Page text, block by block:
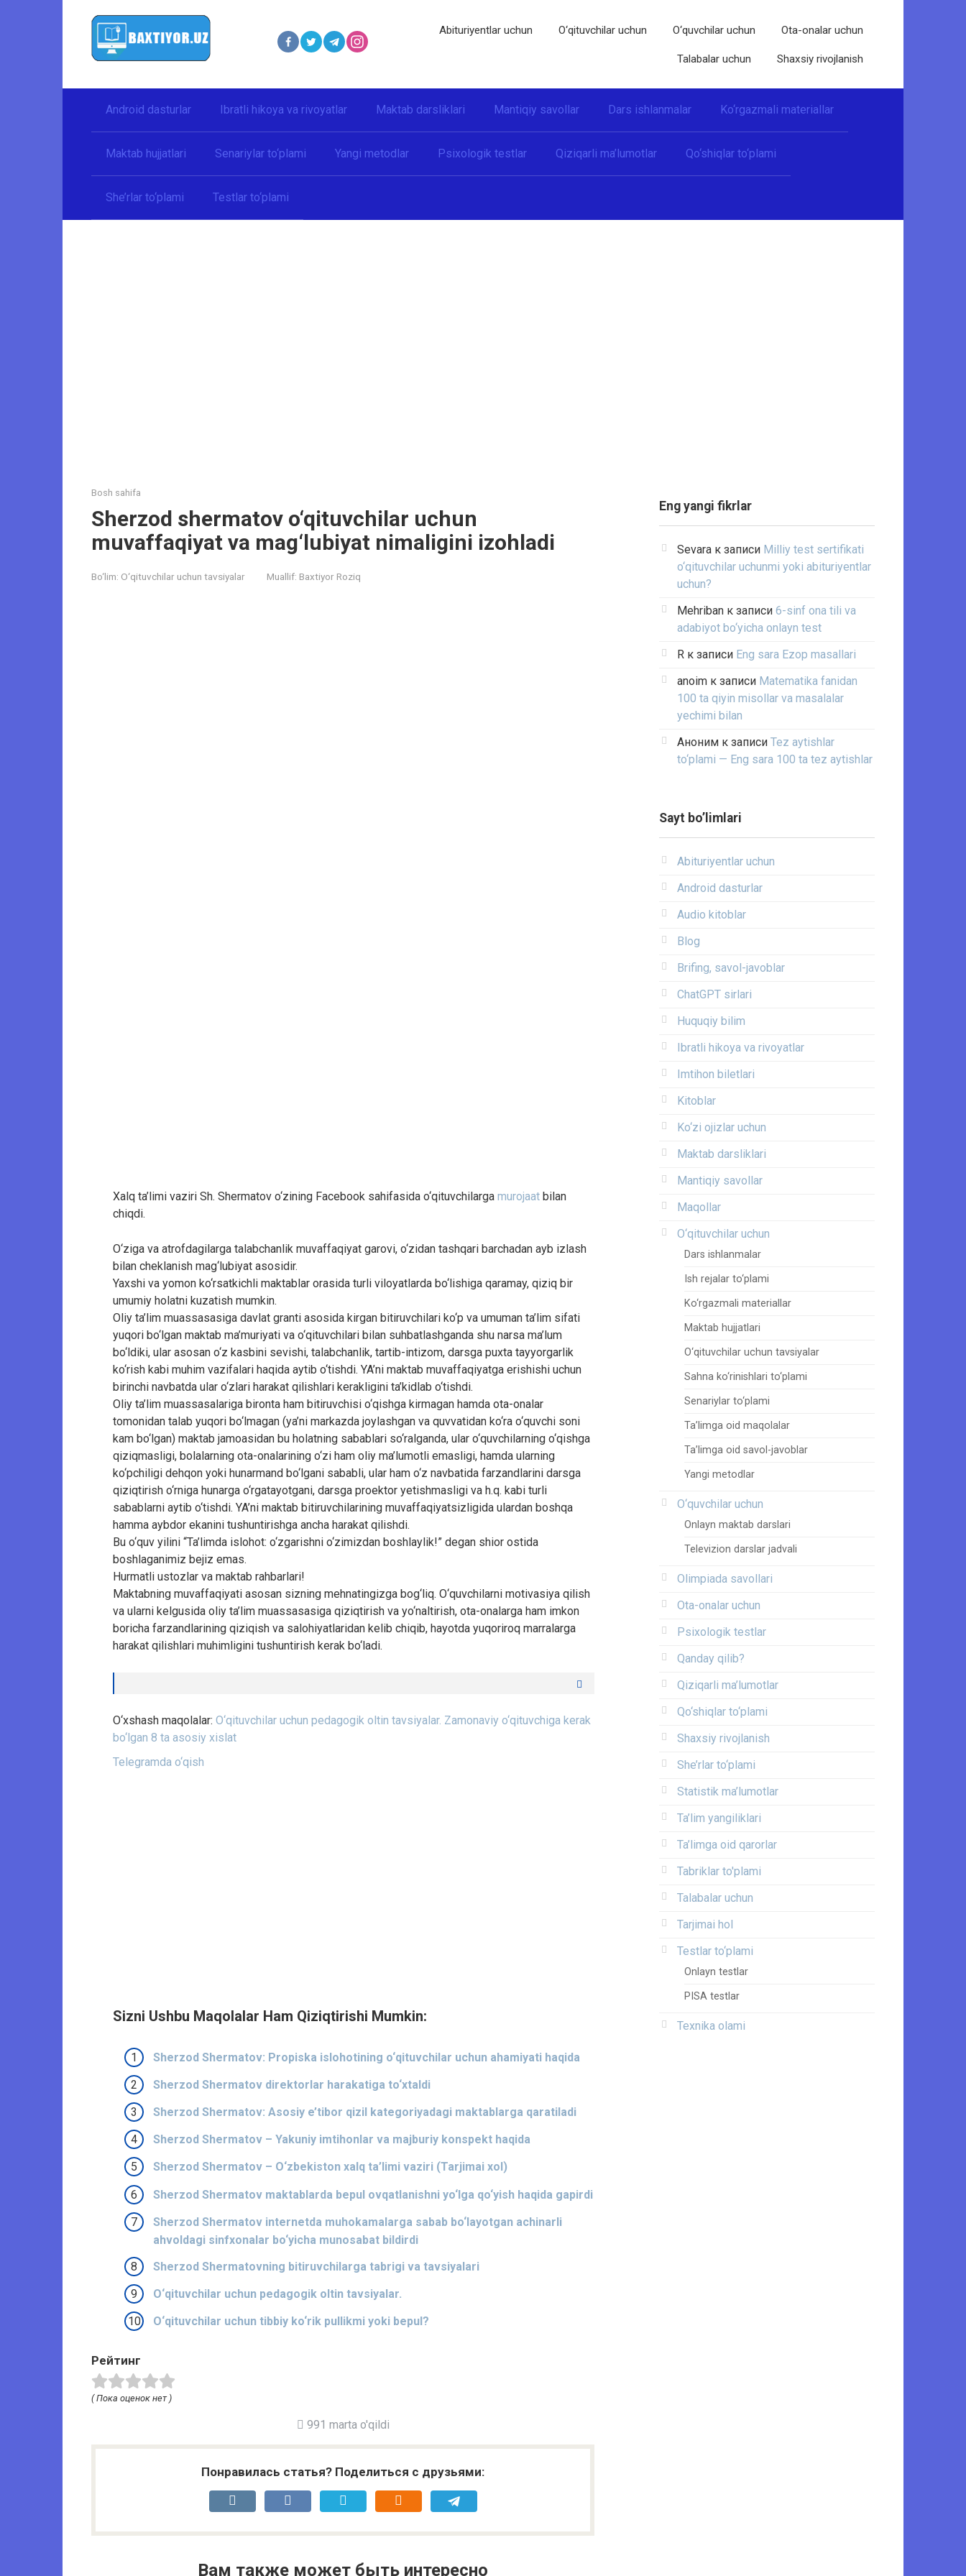
Abituriyentlar uchun O‘qituvchilar uchun O‘quvchilar uchun Ota-onalar uchun
Talabalar uchun Shaxsiy rivojlanish
Android dasturlar Ibratli hikoya va rivoyatlar Maktab darsliklari Mantiqiy savollar Dars ishlanmalar Ko‘rgazmali materiallar
Maktab hujjatlari Senariylar to‘plami Yangi metodlar Psixologik testlar Qiziqarli ma’lumotlar Qo‘shiqlar to‘plami
She’rlar to‘plami Testlar to‘plami
Bosh sahifa
Sherzod shermatov o‘qituvchilar uchun
muvaffaqiyat va mag‘lubiyat nimaligini izohladi
Bo‘lim: O‘qituvchilar uchun tavsiyalar Muallif: Baxtiyor Roziq
Xalq ta’limi vaziri Sh. Shermatov o‘zining Facebook sahifasida o‘qituvchilarga murojaat bilan
chiqdi.
O‘ziga va atrofdagilarga talabchanlik muvaffaqiyat garovi, o‘zidan tashqari barchadan ayb izlash
bilan cheklanish mag‘lubiyat asosidir.
Yaxshi va yomon ko‘rsatkichli maktablar orasida turli viloyatlarda bo‘lishiga qaramay, qiziq bir
umumiy holatni kuzatish mumkin.
Oliy ta’lim muassasasiga davlat granti asosida kirgan bitiruvchilari ko‘p va umuman ta’lim sifati
yuqori bo‘lgan maktab ma’muriyati va o‘qituvchilari bilan suhbatlashganda shu narsa ma’lum
bo‘ldiki, ular asosan o‘z kasbini sevishi, talabchanlik, tartib-intizom, darsga puxta tayyorgarlik
ko‘rish kabi muhim vazifalari haqida aytib o‘tishdi. YA’ni maktab muvaffaqiyatga erishishi uchun
birinchi navbatda ular o‘zlari harakat qilishlari kerakligini ta’kidlab o‘tishdi.
Oliy ta’lim muassasalariga bironta ham bitiruvchisi o‘qishga kirmagan hamda ota-onalar
tomonidan talab yuqori bo‘lmagan (ya’ni markazda joylashgan va quvvatidan ko‘ra o‘quvchi soni
kam bo‘lgan) maktab jamoasidan bu holatning sabablari so‘ralganda, ular o‘quvchilarning o‘qishga
qiziqmasligi, bolalarning ota-onalarining o‘zi ham oliy ma’lumotli emasligi, hamda ularning
ko‘pchiligi dehqon yoki hunarmand bo‘lgani sababli, ular ham o‘z navbatida farzandlarini darsga
qiziqtirish o‘rniga hunarga o‘rgatayotgani, darsga proektor yetishmasligi va h.q. kabi turli
sabablarni aytib o‘tishdi. YA’ni maktab bitiruvchilarining muvaffaqiyatsizligida ulardan boshqa
hamma aybdor ekanini tushuntirishga ancha harakat qilishdi.
Bu o‘quv yilini “Ta’limda islohot: o‘zgarishni o‘zimizdan boshlaylik!” degan shior ostida
boshlaganimiz bejiz emas.
Hurmatli ustozlar va maktab rahbarlari!
Maktabning muvaffaqiyati asosan sizning mehnatingizga bog‘liq. O‘quvchilarni motivasiya qilish
va ularni kelgusida oliy ta’lim muassasasiga qiziqtirish va yo‘naltirish, ota-onalarga ham imkon
boricha farzandlarining qiziqish va salohiyatlaridan kelib chiqib, hayotda yuqoriroq marralarga
harakat qilishlari muhimligini tushuntirish kerak bo‘ladi.
O‘xshash maqolalar: O‘qituvchilar uchun pedagogik oltin tavsiyalar. Zamonaviy o‘qituvchiga kerak
bo‘lgan 8 ta asosiy xislat
Telegramda o‘qish
Sizni Ushbu Maqolalar Ham Qiziqtirishi Mumkin:
Sherzod Shermatov: Propiska islohotining o‘qituvchilar uchun ahamiyati haqida
Sherzod Shermatov direktorlar harakatiga to‘xtaldi
Sherzod Shermatov: Asosiy e’tibor qizil kategoriyadagi maktablarga qaratiladi
Sherzod Shermatov – Yakuniy imtihonlar va majburiy konspekt haqida
Sherzod Shermatov – O‘zbekiston xalq ta’limi vaziri (Tarjimai xol)
Sherzod Shermatov maktablarda bepul ovqatlanishni yo‘lga qo‘yish haqida gapirdi
Sherzod Shermatov internetda muhokamalarga sabab bo‘layotgan achinarli
ahvoldagi sinfxonalar bo‘yicha munosabat bildirdi
Sherzod Shermatovning bitiruvchilarga tabrigi va tavsiyalari
O‘qituvchilar uchun pedagogik oltin tavsiyalar.
O‘qituvchilar uchun tibbiy ko‘rik pullikmi yoki bepul?
Рейтинг
( Пока оценок нет )
991 marta o'qildi
Понравилась статья? Поделиться с друзьями:
Вам также может быть интересно
Eng yangi fikrlar
Sevara к записи Milliy test sertifikati
o‘qituvchilar uchunmi yoki abituriyentlar
uchun?
Mehriban к записи 6-sinf ona tili va
adabiyot bo‘yicha onlayn test
R к записи Eng sara Ezop masallari
anoim к записи Matematika fanidan
100 ta qiyin misollar va masalalar
yechimi bilan
Аноним к записи Tez aytishlar
to‘plami — Eng sara 100 ta tez aytishlar
Sayt bo’limlari
Abituriyentlar uchun
Android dasturlar
Audio kitoblar
Blog
Brifing, savol-javoblar
ChatGPT sirlari
Huquqiy bilim
Ibratli hikoya va rivoyatlar
Imtihon biletlari
Kitoblar
Ko‘zi ojizlar uchun
Maktab darsliklari
Mantiqiy savollar
Maqollar
O‘qituvchilar uchun
Dars ishlanmalar
Ish rejalar to‘plami
Ko‘rgazmali materiallar
Maktab hujjatlari
O‘qituvchilar uchun tavsiyalar
Sahna ko‘rinishlari to‘plami
Senariylar to‘plami
Ta’limga oid maqolalar
Ta’limga oid savol-javoblar
Yangi metodlar
O‘quvchilar uchun
Onlayn maktab darslari
Televizion darslar jadvali
Olimpiada savollari
Ota-onalar uchun
Psixologik testlar
Qanday qilib?
Qiziqarli ma’lumotlar
Qo‘shiqlar to‘plami
Shaxsiy rivojlanish
She’rlar to‘plami
Statistik ma’lumotlar
Ta’lim yangiliklari
Ta’limga oid qarorlar
Tabriklar to'plami
Talabalar uchun
Tarjimai hol
Testlar to‘plami
Onlayn testlar
PISA testlar
Texnika olami